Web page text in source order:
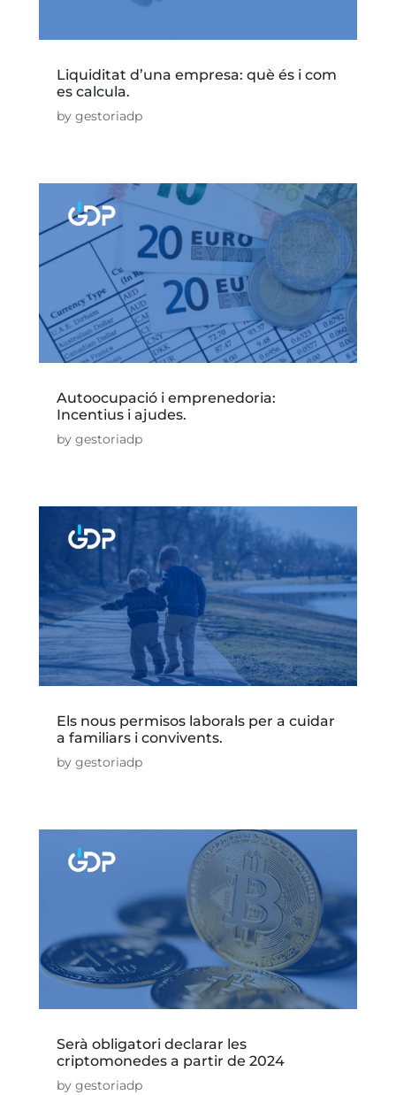
Liquiditat d’una empresa: què és i com
es calcula.
by gestoriadp
Autoocupació i emprenedoria:
Incentius i ajudes.
by gestoriadp
Els nous permisos laborals per a cuidar
a familiars i convivents.
by gestoriadp
Serà obligatori declarar les
criptomonedes a partir de 2024
by gestoriadp